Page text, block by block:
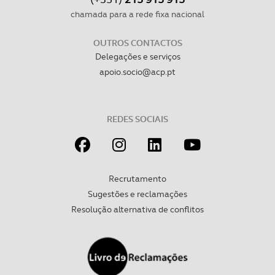
dados pessoais serão realizadas apenas com o seu
necessário no contexto dos serviços a prestar.
Realçamos que o bloqueio de certo tipo de Cookies e
Consulte a política de cookies do site.
chamada para a rede fixa nacional
OUTROS CONTACTOS
Delegações e serviços
apoio.socio@acp.pt
REDES SOCIAIS
Recrutamento
Sugestões e reclamações
Resolução alternativa de conflitos